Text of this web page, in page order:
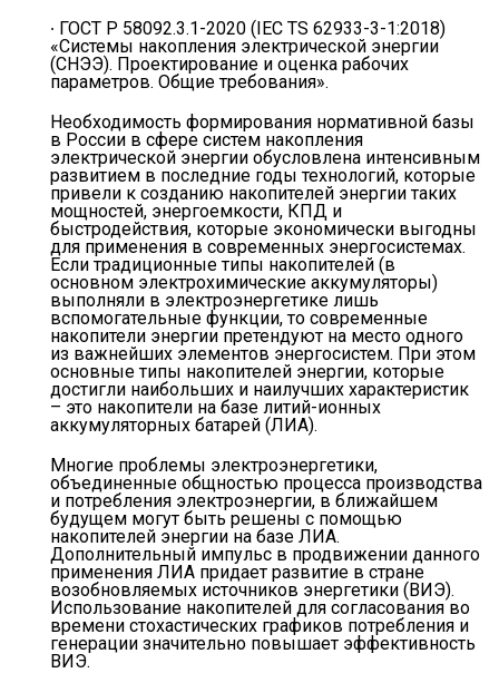
∙ ГОСТ Р 58092.3.1-2020 (IEC TS 62933-3-1:2018)
«Системы накопления электрической энергии
(СНЭЭ). Проектирование и оценка рабочих
параметров. Общие требования».
Необходимость формирования нормативной базы
в России в сфере систем накопления
электрической энергии обусловлена интенсивным
развитием в последние годы технологий, которые
привели к созданию накопителей энергии таких
мощностей, энергоемкости, КПД и
быстродействия, которые экономически выгодны
для применения в современных энергосистемах.
Если традиционные типы накопителей (в
основном электрохимические аккумуляторы)
выполняли в электроэнергетике лишь
вспомогательные функции, то современные
накопители энергии претендуют на место одного
из важнейших элементов энергосистем. При этом
основные типы накопителей энергии, которые
достигли наибольших и наилучших характеристик
– это накопители на базе литий-ионных
аккумуляторных батарей (ЛИА).
Многие проблемы электроэнергетики,
объединенные общностью процесса производства
и потребления электроэнергии, в ближайшем
будущем могут быть решены с помощью
накопителей энергии на базе ЛИА.
Дополнительный импульс в продвижении данного
применения ЛИА придает развитие в стране
возобновляемых источников энергетики (ВИЭ).
Использование накопителей для согласования во
времени стохастических графиков потребления и
генерации значительно повышает эффективность
ВИЭ.